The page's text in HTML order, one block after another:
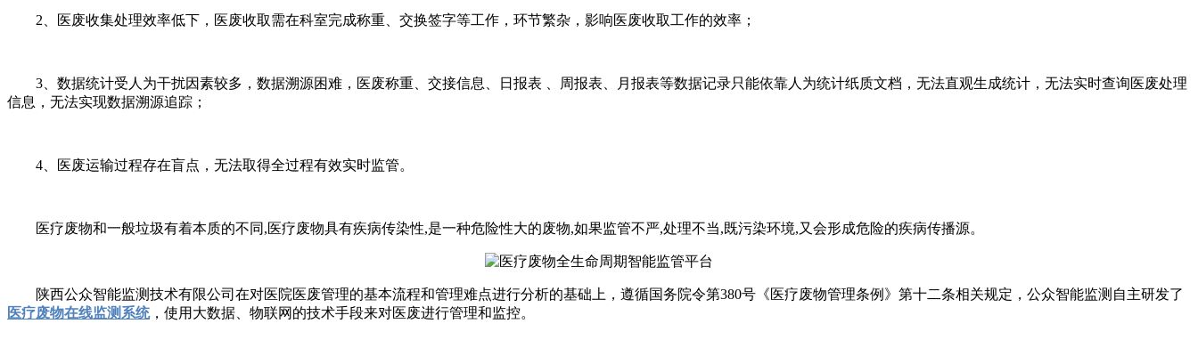
2、医废收集处理效率低下，医废收取需在科室完成称重、交换签字等工作，环节繁杂，影响医废收取工作的效率；
3、数据统计受人为干扰因素较多，数据溯源困难，医废称重、交接信息、日报表 、周报表、月报表等数据记录只能依靠人为统计纸质文档，无法直观生成统计，无法实时查询医废处理
信息，无法实现数据溯源追踪；
4、医废运输过程存在盲点，无法取得全过程有效实时监管。
医疗废物和一般垃圾有着本质的不同,医疗废物具有疾病传染性,是一种危险性大的废物,如果监管不严,处理不当,既污染环境,又会形成危险的疾病传播源。
陕西公众智能监测技术有限公司在对医院医废管理的基本流程和管理难点进行分析的基础上，遵循国务院令第380号《医疗废物管理条例》第十二条相关规定，公众智能监测自主研发了
医疗废物在线监测系统，使用大数据、物联网的技术手段来对医废进行管理和监控。